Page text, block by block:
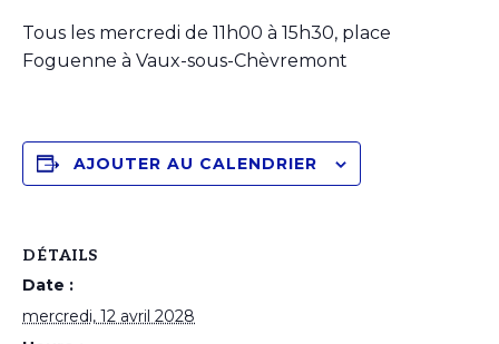
Tous les mercredi de 11h00 à 15h30, place
Foguenne à Vaux-sous-Chèvremont
AJOUTER AU CALENDRIER
DÉTAILS
Date :
mercredi, 12 avril 2028